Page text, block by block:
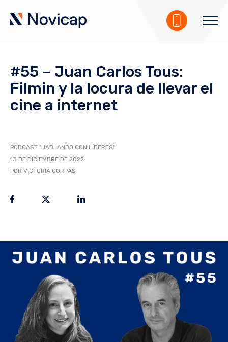
#55 – Juan Carlos Tous:
Filmin y la locura de llevar el
cine a internet
PODCAST "HABLANDO CON LÍDERES"
13 DE DICIEMBRE DE 2022
POR VICTORIA CORPAS